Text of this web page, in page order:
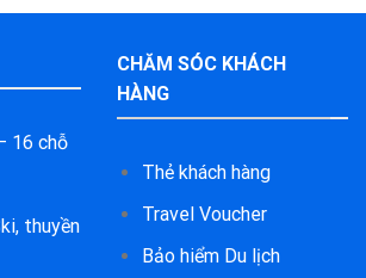
16 chỗ
thuyền
CHĂM SÓC KHÁCH
HÀNG
Thẻ khách hàng
Travel Voucher
Bảo hiểm Du lịch